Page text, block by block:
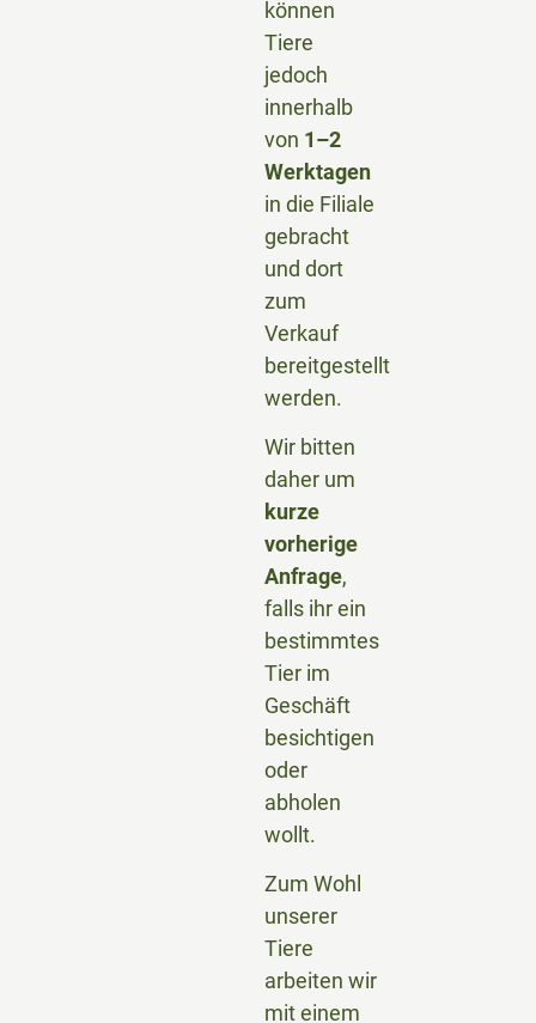
können
Tiere
jedoch
innerhalb
von 1–2
Werktagen
in die Filiale
gebracht
und dort
zum
Verkauf
bereitgestellt
werden.
Wir bitten
daher um
kurze
vorherige
Anfrage,
falls ihr ein
bestimmtes
Tier im
Geschäft
besichtigen
oder
abholen
wollt.
Zum Wohl
unserer
Tiere
arbeiten wir
mit einem